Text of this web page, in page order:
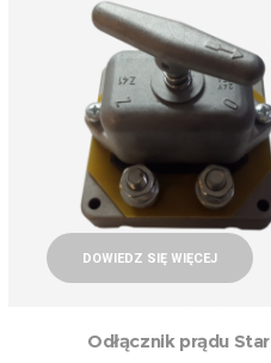
DOWIEDZ SIĘ WIĘCEJ
Odłącznik prądu Star